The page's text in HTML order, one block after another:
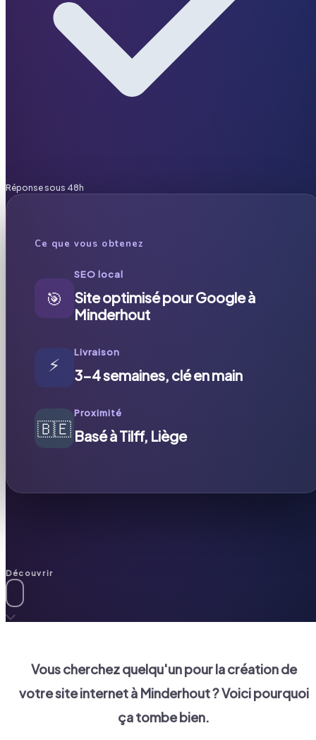
Réponse sous 48h
Ce que vous obtenez
🎯
SEO local
Site optimisé pour Google à
Minderhout
⚡
Livraison
3-4 semaines, clé en main
🇧🇪
Proximité
Basé à Tilff, Liège
Découvrir
Vous cherchez quelqu'un pour la création de
votre site internet à Minderhout? Voici pourquoi
ça tombe bien.